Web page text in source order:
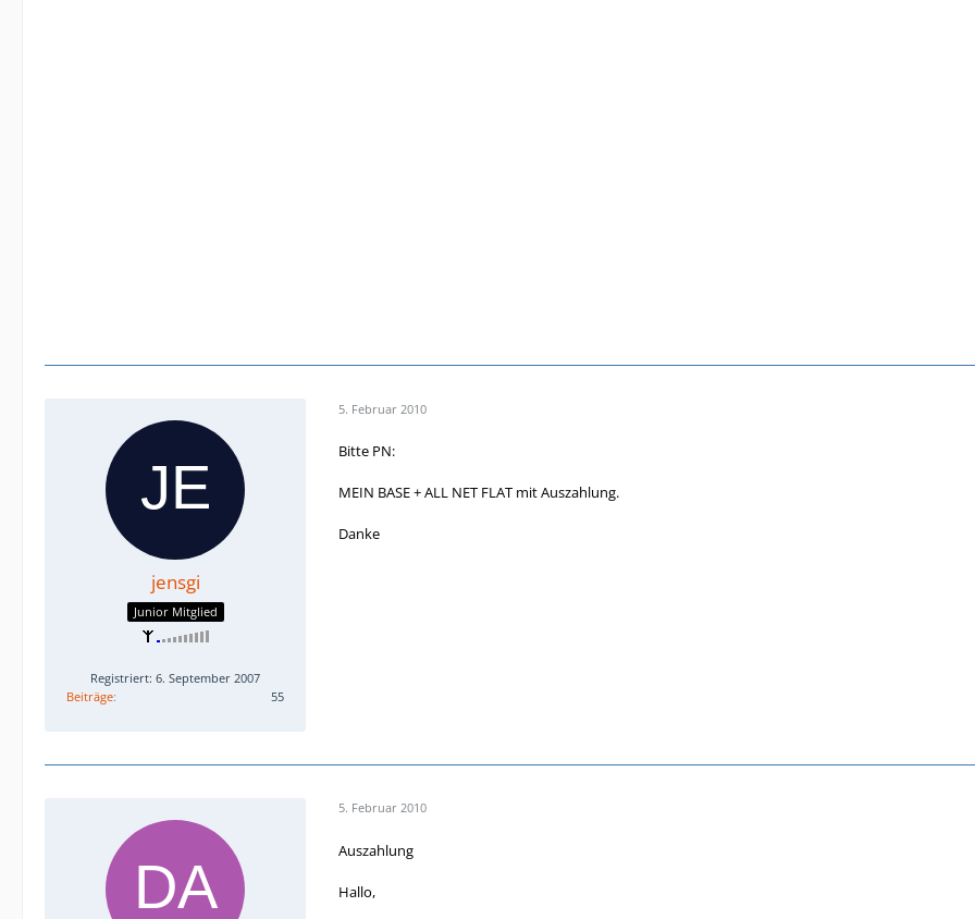
jensgi
Junior Mitglied
Registriert: 6. September 2007
Beiträge
55
5. Februar 2010
Bitte PN:
MEIN BASE + ALL NET FLAT mit Auszahlung.
Danke
5. Februar 2010
Auszahlung
Hallo,